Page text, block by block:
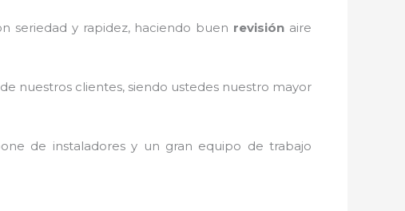
seriedad y rapidez, haciendo buen revisión aire
nuestros clientes, siendo ustedes nuestro mayor
de instaladores y un gran equipo de trabajo